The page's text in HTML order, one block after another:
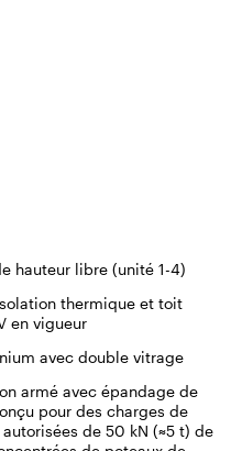
hauteur libre (unité 1-4)
thermique et toit
en vigueur
avec double vitrage
armé avec épandage de
pour des charges de
de 50 kN (≈5 t) de